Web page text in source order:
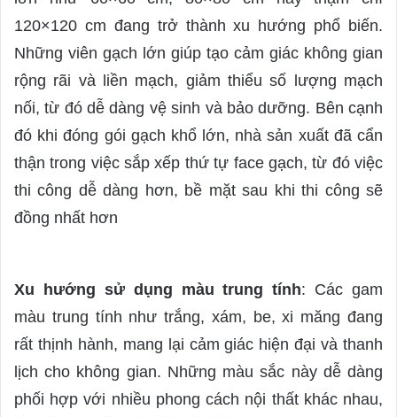
120×120 cm đang trở thành xu hướng phổ biến.
Những viên gạch lớn giúp tạo cảm giác không gian
rộng rãi và liền mạch, giảm thiểu số lượng mạch
nối, từ đó dễ dàng vệ sinh và bảo dưỡng. Bên cạnh
đó khi đóng gói gạch khổ lớn, nhà sản xuất đã cẩn
thận trong việc sắp xếp thứ tự face gạch, từ đó việc
thi công dễ dàng hơn, bề mặt sau khi thi công sẽ
đồng nhất hơn
Xu hướng sử dụng màu trung tính: Các gam
màu trung tính như trắng, xám, be, xi măng đang
rất thịnh hành, mang lại cảm giác hiện đại và thanh
lịch cho không gian. Những màu sắc này dễ dàng
phối hợp với nhiều phong cách nội thất khác nhau,